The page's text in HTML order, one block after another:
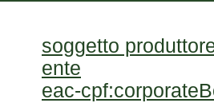
soggetto
ente
eac-